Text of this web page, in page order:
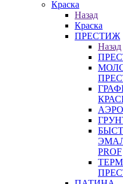
Краска
Назад
Краска
ПРЕСТИЖ
Назад
PROF